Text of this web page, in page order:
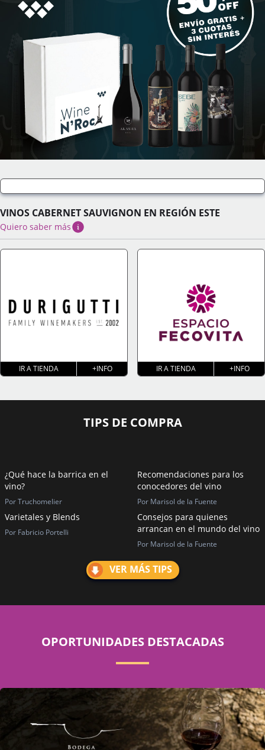
VINOS CABERNET SAUVIGNON EN REGIÓN ESTE
Quiero saber más
IR A TIENDA +INFO IR A TIENDA +INFO
TIPS DE COMPRA
¿Qué hace la barrica en el
vino?
Por Truchomelier
Recomendaciones para los
conocedores del vino
Por Marisol de la Fuente
Varietales y Blends
Por Fabricio Portelli
Consejos para quienes
arrancan en el mundo del vino
Por Marisol de la Fuente
VER MÁS TIPS
OPORTUNIDADES DESTACADAS